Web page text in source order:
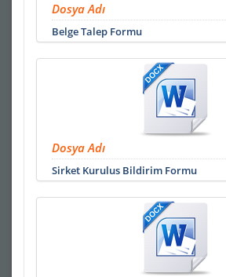
Dosya Adı
Belge Talep Formu
Dosya Adı
Sirket Kurulus Bildirim Formu